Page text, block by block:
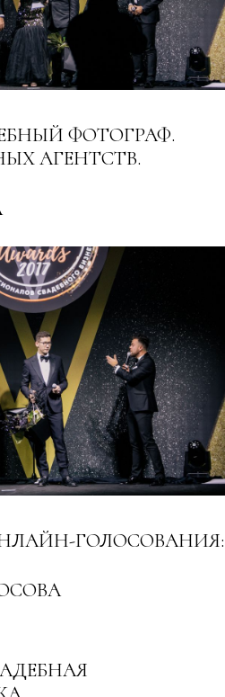
ФОТОГРАФ.
АГЕНТСТВ.
ГОЛОСОВАНИЯ: